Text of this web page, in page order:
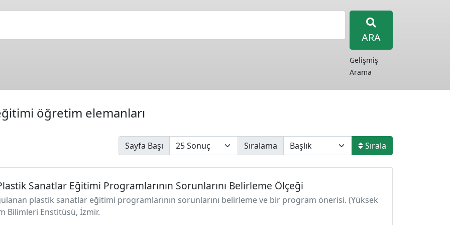
ARA
Gelişmiş
Arama
öğretim elemanları
Sayfa Başı Sıralama Sırala
Sanatlar Eğitimi Programlarının Sorunlarını Belirleme Ölçeği
plastik sanatlar eğitimi programlarının sorunlarını belirleme ve bir program önerisi. (Yüksek
Bilimleri Enstitüsü, İzmir.